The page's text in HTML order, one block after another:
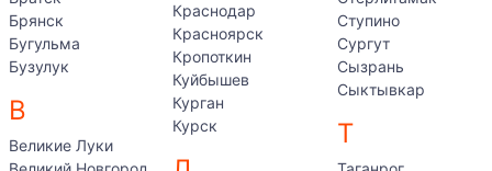
Брянск
Бугульма
Бузулук
В
Великие Луки
Краснодар
Красноярск
Кропоткин
Куйбышев
Курган
Курск
Ступино
Сургут
Сызрань
Сыктывкар
Т